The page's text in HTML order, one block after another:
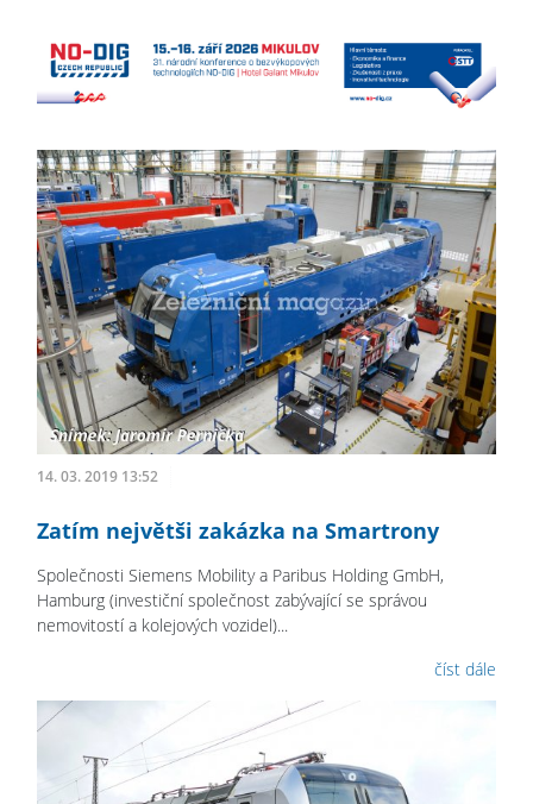
14. 03. 2019 13:52
Zatím největši zakázka na Smartrony
Společnosti Siemens Mobility a Paribus Holding GmbH,
Hamburg (investiční společnost zabývající se správou
nemovitostí a kolejových vozidel)...
číst dále